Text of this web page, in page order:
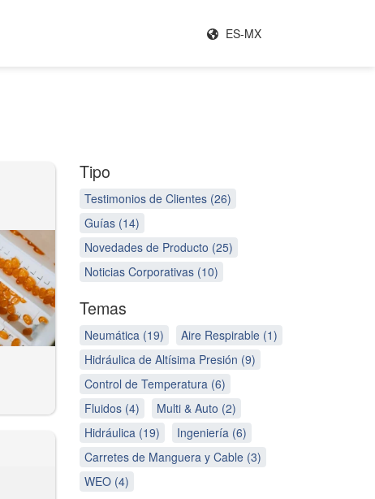
ES-MX
Tipo
Testimonios de Clientes (26)
Guías (14)
Novedades de Producto (25)
Noticias Corporativas (10)
Temas
Neumática (19)
Aire Respirable (1)
Hidráulica de Altísima Presión (9)
Control de Temperatura (6)
Fluidos (4)
Multi & Auto (2)
Hidráulica (19)
Ingeniería (6)
Carretes de Manguera y Cable (3)
WEO (4)